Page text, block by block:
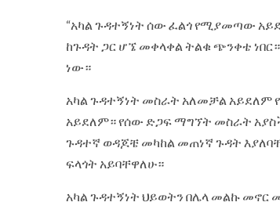
“አካል ጉዳተኝነት ሰው ፈልጎ የሚያመጣው
ከጉዳት ጋር ሆኜ መቀላቀል ትልቁ ጭንቀቴ
ነው።
አካል ጉዳተኝነት መስራት አለመቻል አይደለም
አይደለም። የሰው ድጋፍ ማግኘት መስራት
ጉዳተኛ ወዳጆቼ መካከል መጠነኛ ጉዳት
ፍላጎት አይባቸዋለሁ።
አካል ጉዳተኝነት ህይወትን በሌላ መልኩ መኖር